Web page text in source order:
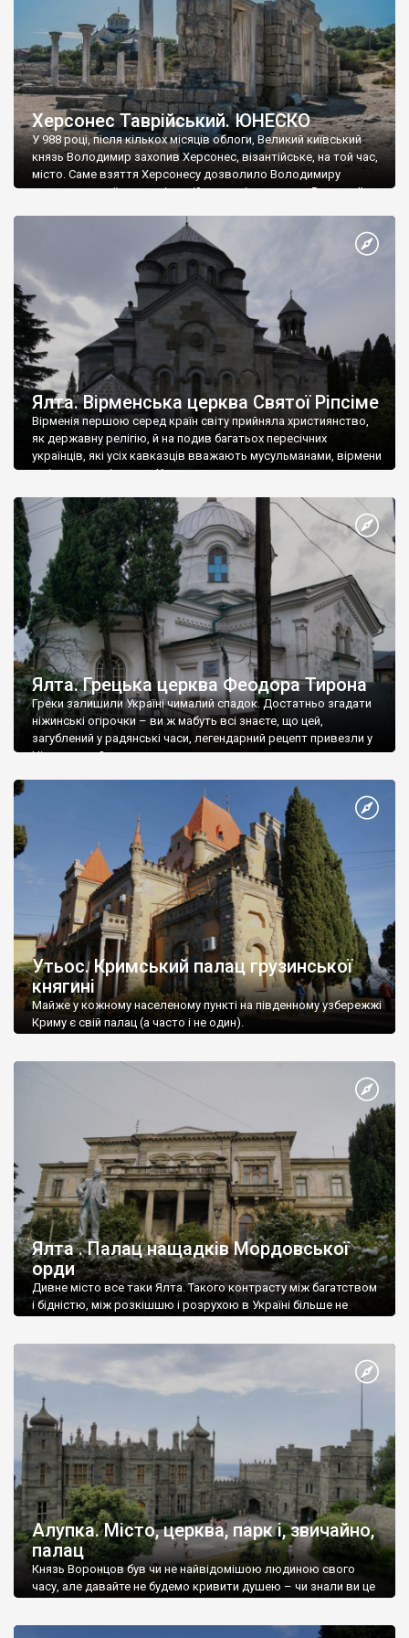
Херсонес Таврійський. ЮНЕСКО
У 988 році, після кількох місяців облоги, Великий київський
князь Володимир захопив Херсонес, візантійське, на той час,
місто. Саме взяття Херсонесу дозволило Володимиру
диктувати свої умови візантійському імператору Василю ІІ, та
Херсонесі Володимир-язичник, став Василем-християнином.
А потім було Хрещення Русі. На честь Херсонесу Таврійського
Ялта. Вірменська церква Святої Ріпсіме
Вірменія першою серед країн світу прийняла християнство,
як державну релігію, й на подив багатьох пересічних
українців, які усіх кавказців вважають мусульманами, вірмени
є відданими вірянами Христа
Ялта. Грецька церква Феодора Тирона
Греки залишили Україні чималий спадок. Достатньо згадати
ніжинські огірочки – ви ж мабуть всі знаєте, що цей,
загублений у радянські часи, легендарний рецепт привезли у
Ніжин греки?
Утьос. Кримський палац грузинської
княгині
Майже у кожному населеному пункті на південному узбережжі
Криму є свій палац (а часто і не один).
Ялта . Палац нащадків Мордовської
орди
Дивне місто все таки Ялта. Такого контрасту між багатством
і бідністю, між розкішшю і розрухою в Україні більше не
Алупка. Місто, церква, парк і, звичайно,
палац
Князь Воронцов був чи не найвідомішою людиною свого
часу, але давайте не будемо кривити душею – чи знали ви це